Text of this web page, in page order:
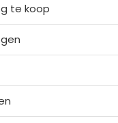
te koop